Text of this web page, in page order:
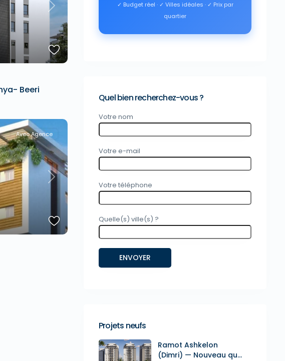
Next
Beeri
Next
Avec Agence
✓ Budget réel · ✓ Villes idéales · ✓ Prix par
quartier
Quel bien recherchez-vous ?
Votre nom
Votre e-mail
Votre téléphone
Quelle(s) ville(s) ?
Projets neufs
Ramot Ashkelon
(Dimri) — Nouveau qu...